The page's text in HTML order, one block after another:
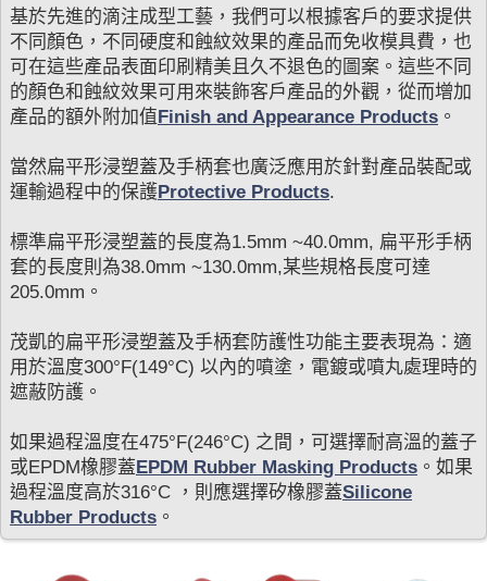
基於先進的滴注成型工藝，我們可以根據客戶的要求提供
不同顏色，不同硬度和蝕紋效果的產品而免收模具費，也
可在這些產品表面印刷精美且久不退色的圖案。這些不同
的顏色和蝕紋效果可用來裝飾客戶產品的外觀，從而增加
產品的額外附加值 Finish and Appearance Products 。
當然扁平形浸塑蓋及手柄套也廣泛應用於針對產品裝配或
運輸過程中的保護Protective Products.
標準扁平形浸塑蓋的長度為1.5mm ~40.0mm, 扁平形手柄
套的長度則為38.0mm ~130.0mm,某些規格長度可達
205.0mm。
茂凱的扁平形浸塑蓋及手柄套防護性功能主要表現為：適
用於溫度300°F(149°C) 以內的噴塗，電鍍或噴丸處理時的
遮蔽防護。
如果過程溫度在475°F(246°C) 之間，可選擇耐高溫的蓋子
或EPDM橡膠蓋 EPDM Rubber Masking Products 。如果
過程溫度高於316°C ，則應選擇矽橡膠蓋Silicone
Rubber Products 。